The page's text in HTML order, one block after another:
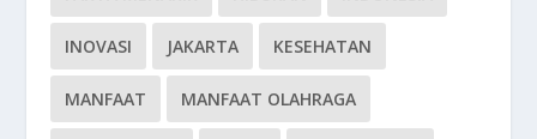
INOVASI JAKARTA KESEHATAN
MANFAAT MANFAAT OLAHRAGA